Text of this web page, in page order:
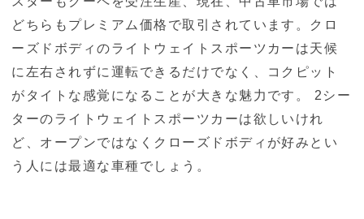
どちらもプレミアム価格で取引されています。クロ
ーズドボディのライトウェイトスポーツカーは天候
に左右されずに運転できるだけでなく、コクピット
がタイトな感覚になることが大きな魅力です。 2シー
ターのライトウェイトスポーツカーは欲しいけれ
ど、オープンではなくクローズドボディが好みとい
う人には最適な車種でしょう。